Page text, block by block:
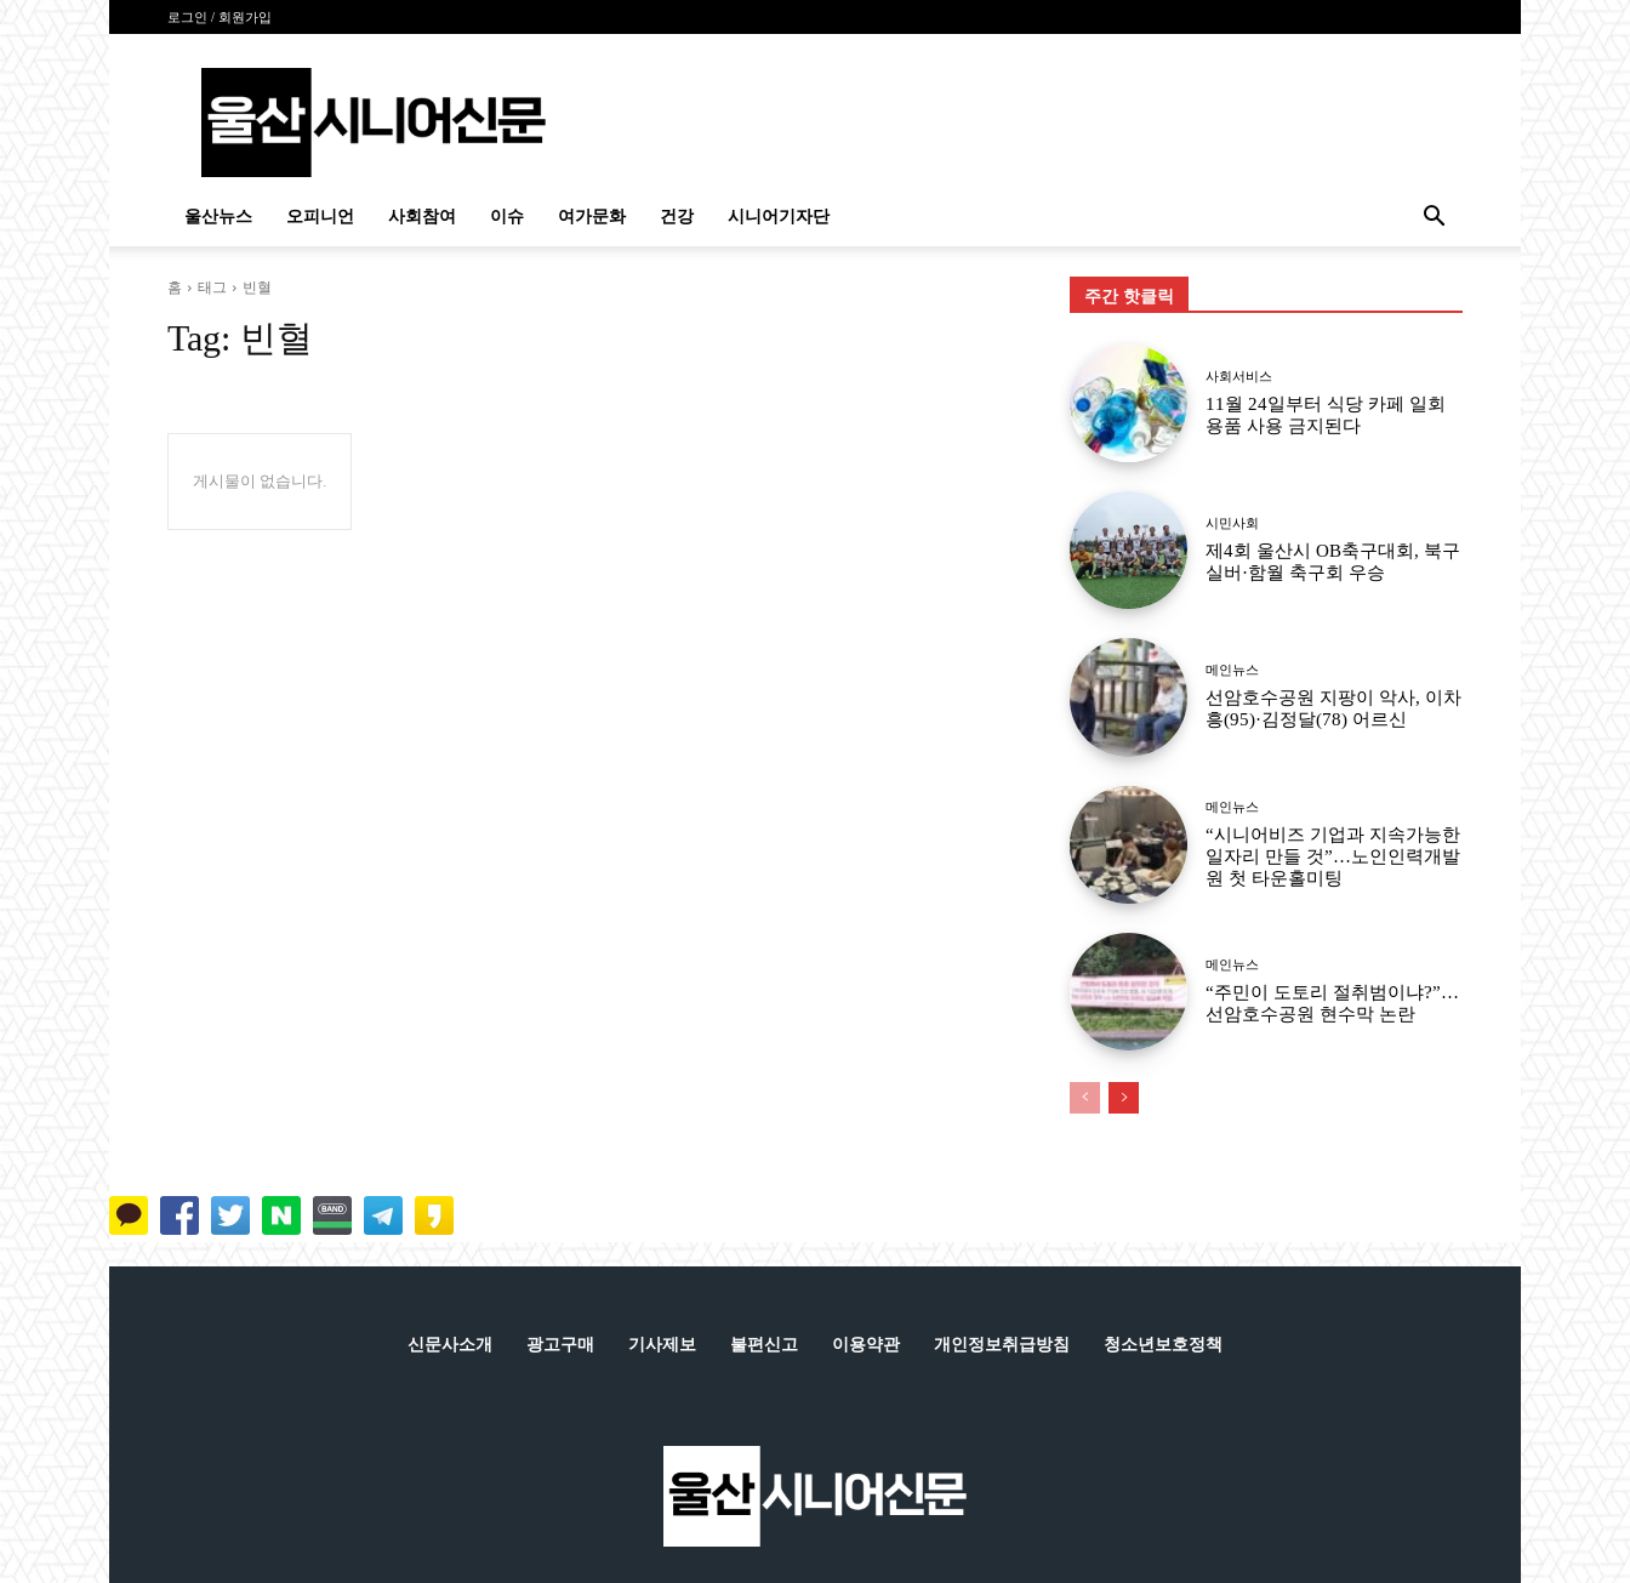
로그인 / 회원가입
시
울산뉴스 오피니언 사회참여 이슈 여가문화 건강 시니어기자단
홈 태그 빈혈
Tag: 빈혈
게시물이 없습니다.
주간 핫클릭
사회서비스
11월 24일부터 식당 카페 일회
용품 사용 금지된다
시민사회
제4회 울산시 OB축구대회, 북구
실버·함월 축구회 우승
메인뉴스
선암호수공원 지팡이 악사, 이차
흥(95)·김정달(78) 어르신
메인뉴스
“시니어비즈 기업과 지속가능한
일자리 만들 것”…노인인력개발
원 첫 타운홀미팅
메인뉴스
“주민이 도토리 절취범이냐?”…
선암호수공원 현수막 논란
신문사소개 광고구매 기사제보 불편신고 이용약관 개인정보취급방침 청소년보호정책